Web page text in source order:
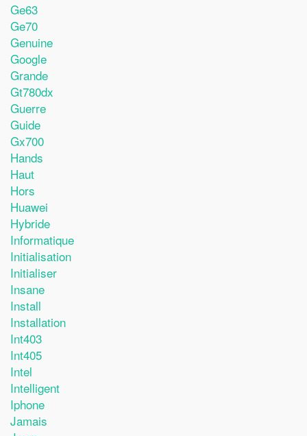
Ge63
Ge70
Genuine
Google
Grande
Gt780dx
Guerre
Guide
Gx700
Hands
Haut
Hors
Huawei
Hybride
Informatique
Initialisation
Initialiser
Insane
Install
Installation
Int403
Int405
Intel
Intelligent
Iphone
Jamais